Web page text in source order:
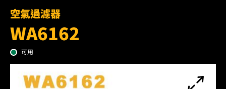
空氣過濾器
WA6162
可用